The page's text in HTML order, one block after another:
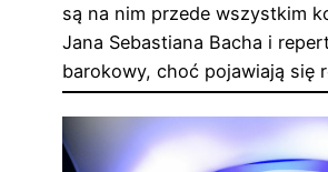
są na nim przede wszystkim
Jana Sebastiana Bacha i
barokowy, choć pojawiają się